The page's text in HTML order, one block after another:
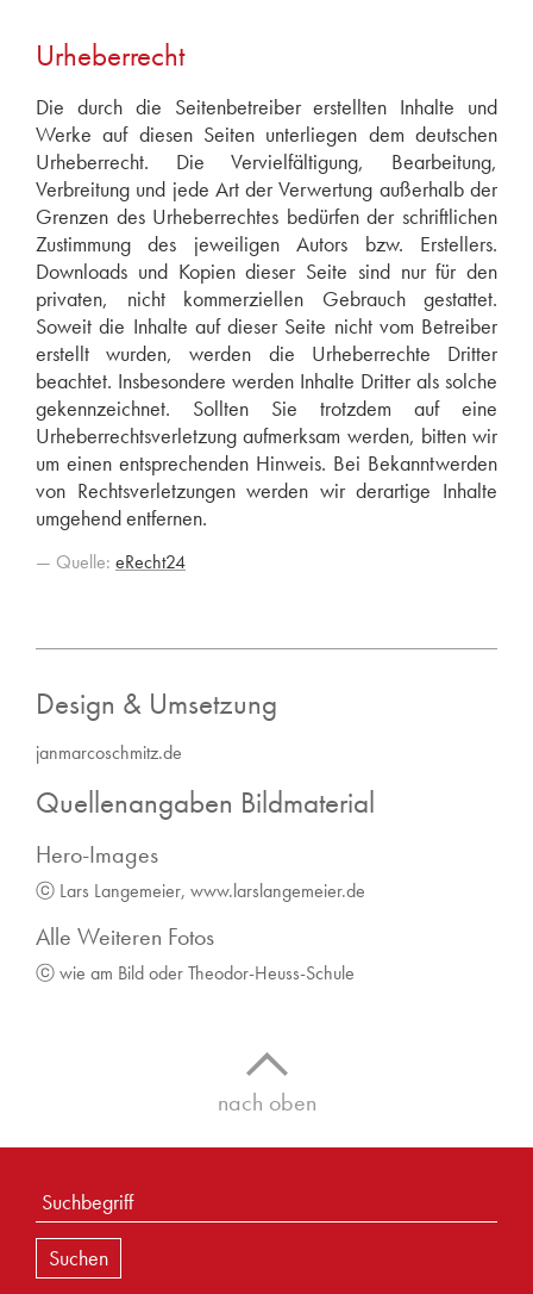
Urheberrecht
Die durch die Seitenbetreiber erstellten Inhalte und
Werke auf diesen Seiten unterliegen dem deutschen
Urheberrecht. Die Vervielfältigung, Bearbeitung,
Verbreitung und jede Art der Verwertung außerhalb der
Grenzen des Urheberrechtes bedürfen der schriftlichen
Zustimmung des jeweiligen Autors bzw. Erstellers.
Downloads und Kopien dieser Seite sind nur für den
privaten, nicht kommerziellen Gebrauch gestattet.
Soweit die Inhalte auf dieser Seite nicht vom Betreiber
erstellt wurden, werden die Urheberrechte Dritter
beachtet. Insbesondere werden Inhalte Dritter als solche
gekennzeichnet. Sollten Sie trotzdem auf eine
Urheberrechtsverletzung aufmerksam werden, bitten wir
um einen entsprechenden Hinweis. Bei Bekanntwerden
von Rechtsverletzungen werden wir derartige Inhalte
umgehend entfernen.
Quelle: eRecht24
Design & Umsetzung
janmarcoschmitz.de
Quellenangaben Bildmaterial
Hero-Images
ⓒ Lars Langemeier, www.larslangemeier.de
Alle Weiteren Fotos
ⓒ wie am Bild oder Theodor-Heuss-Schule
nach oben